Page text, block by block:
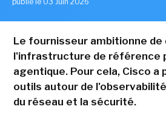
Le fournisseur ambitionne de
l'infrastructure de référence
agentique. Pour cela, Cisco a
outils autour de
du réseau et la sécurité.